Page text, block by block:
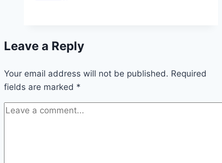
Leave a Reply
Your email address will not be published. Required
fields are marked *